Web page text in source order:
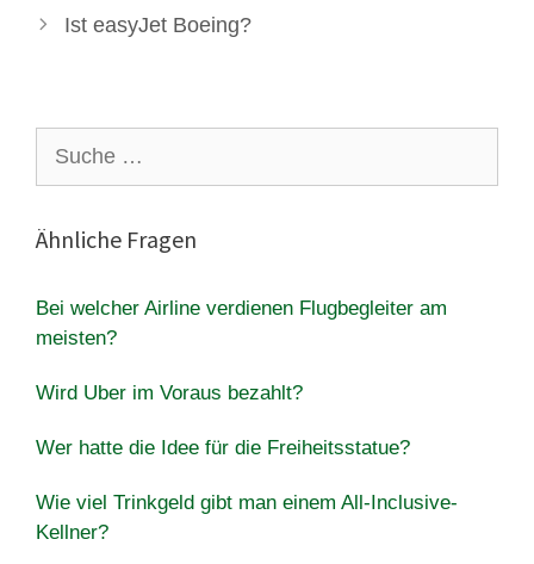
Ist easyJet Boeing?
nach:
Ähnliche Fragen
Bei welcher Airline verdienen Flugbegleiter am
meisten?
Wird Uber im Voraus bezahlt?
Wer hatte die Idee für die Freiheitsstatue?
Wie viel Trinkgeld gibt man einem All-Inclusive-
Kellner?